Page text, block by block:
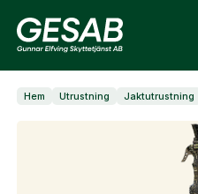
Ammunition
Hem Utrustning Jaktutrustning